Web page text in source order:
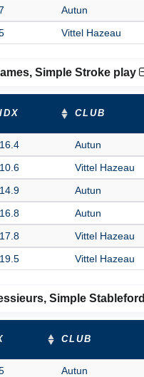
Autun
Vittel Hazeau
Simple Stroke play
IDX CLUB
16.4 Autun
10.6 Vittel Hazeau
14.9 Autun
16.8 Autun
17.8 Vittel Hazeau
19.5 Vittel Hazeau
Simple Stableford
CLUB
Autun